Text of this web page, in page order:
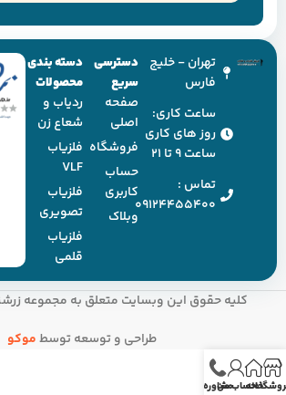
تهران - خلیج
فارس
ساعت کاری:
روز های کاری
ساعت ۹ تا ۲۱
تماس :
09124455400
دسترسی
سریع
صفحه
اصلی
فروشگاه
حساب
کاربری
وبلاک
دسته بندی
محصولات
ردیاب و
شعاع زن
فلزیاب
VLF
فلزیاب
تصویری
فلزیاب
قلمی
کلیه حقوق این وبسایت متعلق به مجموعه
طراحی و توسعه توسطموکو
خانهحساب من
مشاوره